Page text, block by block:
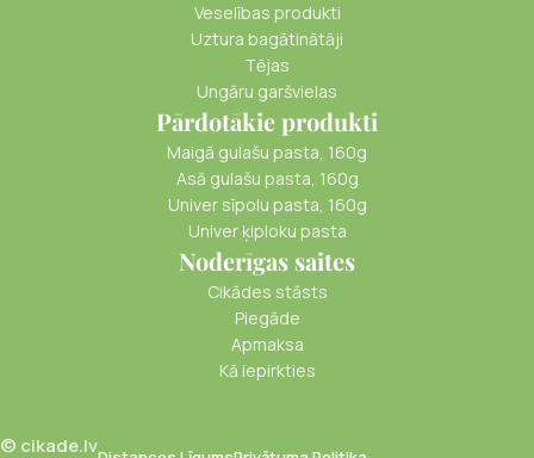
Veselības produkti
Uztura bagātinātāji
Tējas
Ungāru garšvielas
Pārdotākie produkti
Maigā gulašu pasta, 160g
Asā gulašu pasta, 160g
Univer sīpolu pasta, 160g
Univer ķiploku pasta
Noderīgas saites
Cikādes stāsts
Piegāde
Apmaksa
Kā iepirkties
© cikade.lv